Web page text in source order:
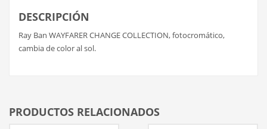
DESCRIPCIÓN
Ray Ban WAYFARER CHANGE COLLECTION, fotocromático,
cambia de color al sol.
PRODUCTOS RELACIONADOS